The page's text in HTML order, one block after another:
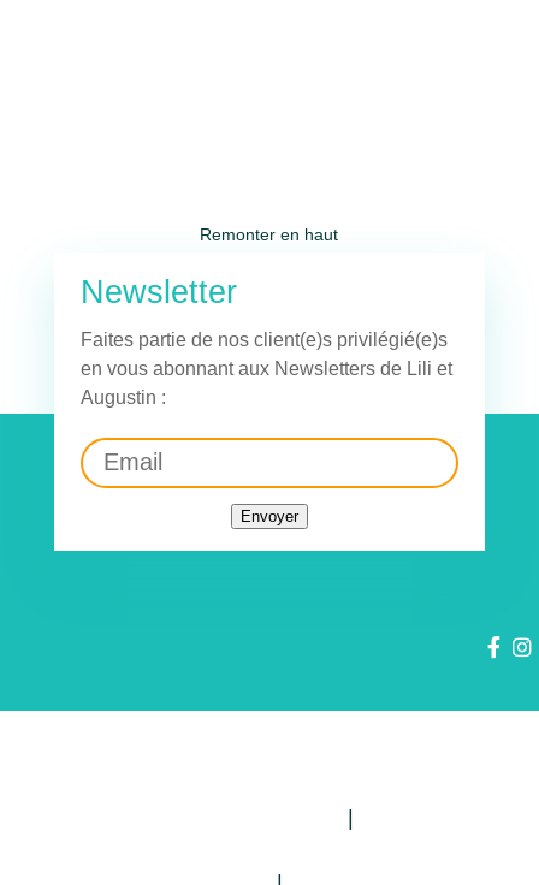
Remonter en haut
Newsletter
Faites partie de nos client(e)s privilégié(e)s
en vous abonnant aux Newsletters de Lili et
Augustin :
Envoyer
|